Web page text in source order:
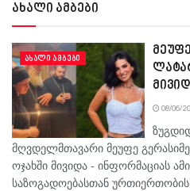
ახალი ამბები
ᲐᲮᲐᲚᲘ ᲐᲛᲑᲔᲑᲘ
08/06/
მღვდელმთავარი მეუფე
ოჯახში მივიდა - ინფორმაციას
საზოგადოებასთან ურთიერთობის